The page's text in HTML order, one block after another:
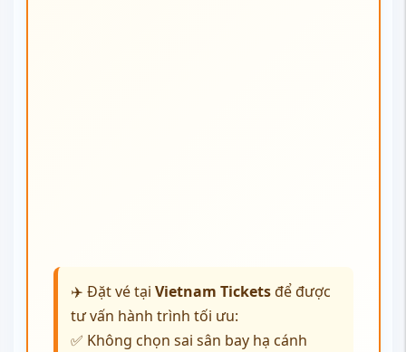
✈️ Đặt vé tại Vietnam Ticketsđể được
tư vấn hành trình tối ưu:
✅ Không chọn sai sân bay hạ cánh